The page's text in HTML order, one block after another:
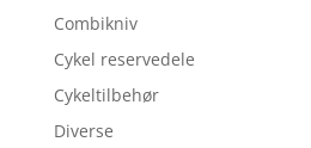
Combikniv
Cykel reservedele
Cykeltilbehør
Diverse